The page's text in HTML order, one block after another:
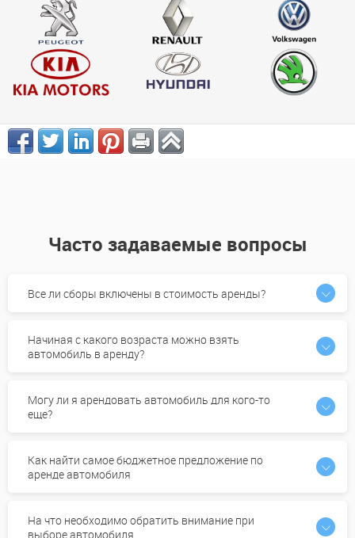
Часто задаваемые вопросы
Все ли сборы включены в стоимость аренды?
Начиная с какого возраста можно взять
автомобиль в аренду?
Могу ли я арендовать автомобиль для кого-то
еще?
Как найти самое бюджетное предложение по
аренде автомобиля
На что необходимо обратить внимание при
выборе автомобиля